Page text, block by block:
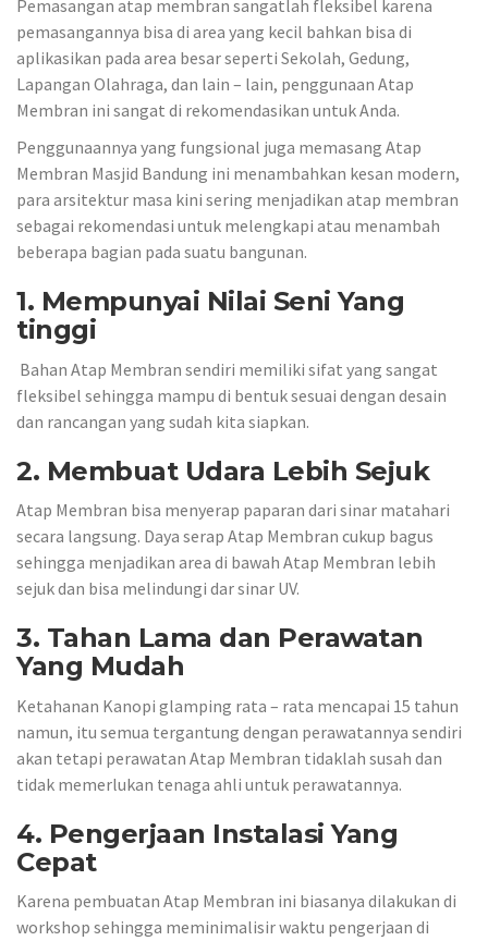
Pemasangan atap membran sangatlah fleksibel karena
pemasangannya bisa di area yang kecil bahkan bisa di
aplikasikan pada area besar seperti Sekolah, Gedung,
Lapangan Olahraga, dan lain – lain, penggunaan Atap
Membran ini sangat di rekomendasikan untuk Anda.
Penggunaannya yang fungsional juga memasang Atap
Membran Masjid Bandung ini menambahkan kesan modern,
para arsitektur masa kini sering menjadikan atap membran
sebagai rekomendasi untuk melengkapi atau menambah
beberapa bagian pada suatu bangunan.
1. Mempunyai Nilai Seni Yang
tinggi
Bahan Atap Membran sendiri memiliki sifat yang sangat
fleksibel sehingga mampu di bentuk sesuai dengan desain
dan rancangan yang sudah kita siapkan.
2. Membuat Udara Lebih Sejuk
Atap Membran bisa menyerap paparan dari sinar matahari
secara langsung. Daya serap Atap Membran cukup bagus
sehingga menjadikan area di bawah Atap Membran lebih
sejuk dan bisa melindungi dar sinar UV.
3. Tahan Lama dan Perawatan
Yang Mudah
Ketahanan Kanopi glamping rata – rata mencapai 15 tahun
namun, itu semua tergantung dengan perawatannya sendiri
akan tetapi perawatan Atap Membran tidaklah susah dan
tidak memerlukan tenaga ahli untuk perawatannya.
4. Pengerjaan Instalasi Yang
Cepat
Karena pembuatan Atap Membran ini biasanya dilakukan di
workshop sehingga meminimalisir waktu pengerjaan di